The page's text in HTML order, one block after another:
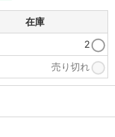
在庫
2
売り切れ